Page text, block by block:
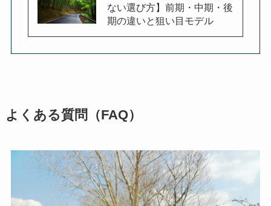
ない選び方】前期・中期・後
期の違いと狙い目モデル
よくある質問（FAQ）